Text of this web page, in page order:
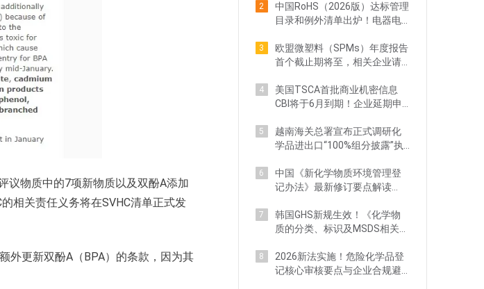
议物质中的7项新物质以及双酚A添加
相关责任义务将在SVHC清单正式发
外更新双酚A（BPA）的条款，因为其
2
中国RoHS（2026版）达标管理
目录和例外清单出炉！电器电
3
欧盟微塑料（SPMs）年度报告
首个截止期将至，相关企业请
4
美国TSCA首批商业机密信息
CBI将于6月到期！企业延期申
5
越南海关总署宣布正式调研化
学品进出口“100%组分披露”执
6
中国《新化学物质环境管理登
记办法》最新修订要点解读
7
韩国GHS新规生效！《化学物
质的分类、标识及MSDS相关标
8
2026新法实施！危险化学品登
记核心审核要点与企业合规避